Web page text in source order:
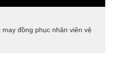
đồng phục nhân viên vệ